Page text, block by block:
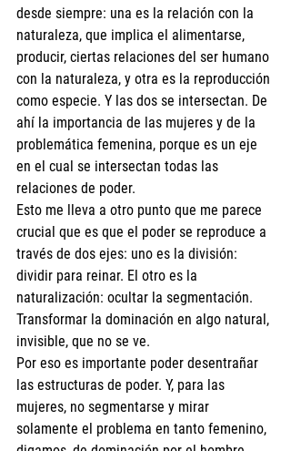
desde siempre: una es la relación con la
naturaleza, que implica el alimentarse,
producir, ciertas relaciones del ser humano
con la naturaleza, y otra es la reproducción
como especie. Y las dos se intersectan. De
ahí la importancia de las mujeres y de la
problemática femenina, porque es un eje
en el cual se intersectan todas las
relaciones de poder.
Esto me lleva a otro punto que me parece
crucial que es que el poder se reproduce a
través de dos ejes: uno es la división:
dividir para reinar. El otro es la
naturalización: ocultar la segmentación.
Transformar la dominación en algo natural,
invisible, que no se ve.
Por eso es importante poder desentrañar
las estructuras de poder. Y, para las
mujeres, no segmentarse y mirar
solamente el problema en tanto femenino,